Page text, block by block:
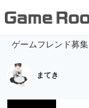
ゲームフレンド募集
まてき